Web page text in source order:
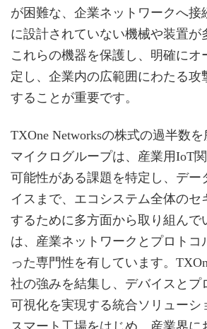
が困難な、企業ネットワークへ接
に設計されていない機械や装置が
これらの機器を保護し、明確にオ
定し、企業内の広範囲にわたる攻
することが重要です。
TXOne Networksの株式の過半数
マイクログループは、産業用IoT
可能性がある課題を特定し、デー
イスまで、エコシステム全体のセ
するために多方面から取り組んで
は、産業ネットワークとプロトコ
った専門性を有しています。
社の強みを結集し、デバイスとプ
可視化を実現する統合ソリューシ